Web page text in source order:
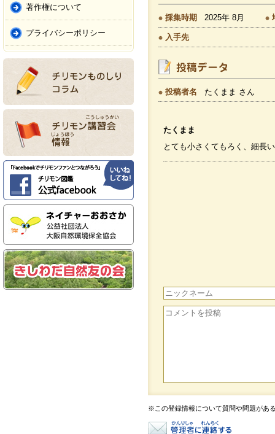
著作権について
プライバシーポリシー
採集時期 2025年 8月
入手先
投稿者名 たくまま さん
たくまま
とても小さくてもろく、細長
※この登録情報について質問や問題があ